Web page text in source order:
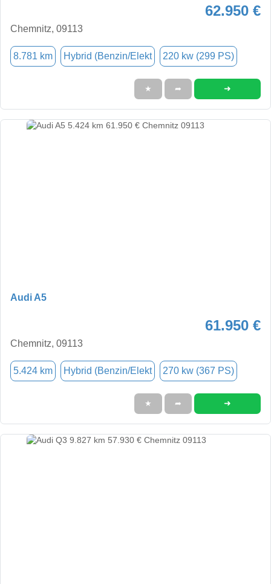
62.950 €
Chemnitz, 09113
8.781 km Hybrid (Benzin/Elekt 220 kw (299 PS)
★ ➦ ➜
Audi A5
61.950 €
Chemnitz, 09113
5.424 km Hybrid (Benzin/Elekt 270 kw (367 PS)
★ ➦ ➜